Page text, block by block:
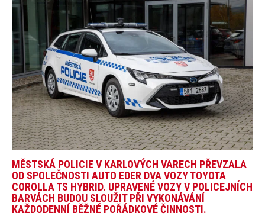
MĚSTSKÁ POLICIE V KARLOVÝCH VARECH PŘEVZALA
OD SPOLEČNOSTI AUTO EDER DVA VOZY TOYOTA
COROLLA TS HYBRID. UPRAVENÉ VOZY V POLICEJNÍCH
BARVÁCH BUDOU SLOUŽIT PŘI VYKONÁVÁNÍ
KAŽDODENNÍ BĚŽNÉ POŘÁDKOVÉ ČINNOSTI.